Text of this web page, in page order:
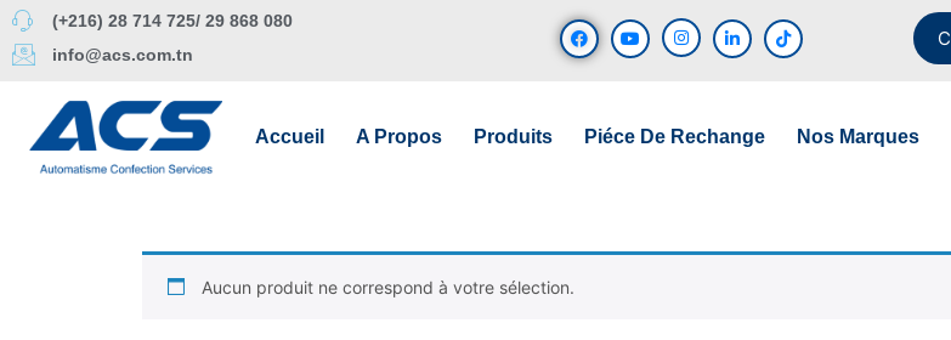
(+216) 28 714 725/ 29 868 080
info@acs.com.tn
Accueil A Propos Produits Piéce De Rechange Nos Marques
Aucun produit ne correspond à votre sélection.